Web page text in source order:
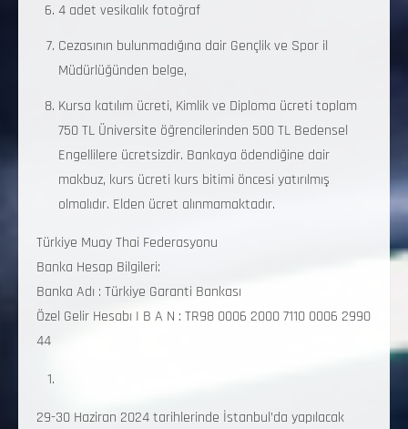
4 adet vesikalık fotoğraf
Cezasının bulunmadığına dair Gençlik ve Spor il
Müdürlüğünden belge,
Kursa katılım ücreti, Kimlik ve Diploma ücreti toplam
750 TL Üniversite öğrencilerinden 500 TL Bedensel
Engellilere ücretsizdir. Bankaya ödendiğine dair
makbuz, kurs ücreti kurs bitimi öncesi yatırılmış
olmalıdır. Elden ücret alınmamaktadır.
Türkiye Muay Thai Federasyonu
Banka Hesap Bilgileri:
Banka Adı : Türkiye Garanti Bankası
Özel Gelir Hesabı I B A N : TR98 0006 2000 7110 0006 2990
44
29-30 Haziran 2024 tarihlerinde İstanbul’da yapılacak